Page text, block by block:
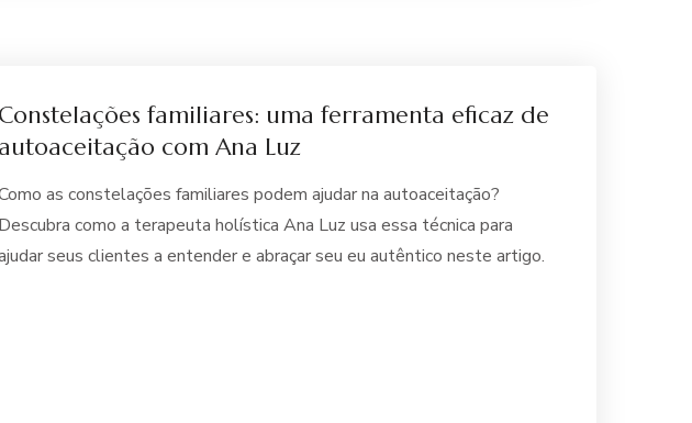
Constelações familiares: uma ferramenta eficaz de
autoaceitação com Ana Luz
as constelações familiares podem ajudar na autoaceitação?
Descubra como a terapeuta holística Ana Luz usa essa técnica para
seus clientes a entender e abraçar seu eu autêntico neste artigo.